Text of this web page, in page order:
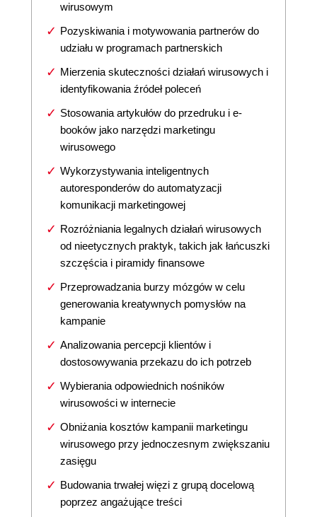
wirusowym
Pozyskiwania i motywowania partnerów do
udziału w programach partnerskich
Mierzenia skuteczności działań wirusowych i
identyfikowania źródeł poleceń
Stosowania artykułów do przedruku i e-
booków jako narzędzi marketingu
wirusowego
Wykorzystywania inteligentnych
autoresponderów do automatyzacji
komunikacji marketingowej
Rozróżniania legalnych działań wirusowych
od nieetycznych praktyk, takich jak łańcuszki
szczęścia i piramidy finansowe
Przeprowadzania burzy mózgów w celu
generowania kreatywnych pomysłów na
kampanie
Analizowania percepcji klientów i
dostosowywania przekazu do ich potrzeb
Wybierania odpowiednich nośników
wirusowości w internecie
Obniżania kosztów kampanii marketingu
wirusowego przy jednoczesnym zwiększaniu
zasięgu
Budowania trwałej więzi z grupą docelową
poprzez angażujące treści